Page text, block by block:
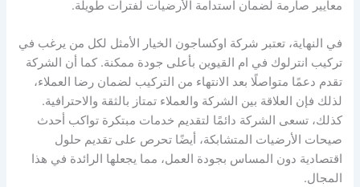
معايير صارمة لضمان استدامة الأرضيات لفترات طويلة.
في النهاية، تعتبر شركة اوكساجون الخيار الأمثل لكل من يرغب في
تركيب انترلوك في ام القيوين بأعلى جودة ممكنة. كما أن الشركة
تقدم دعمًا متواصلًا بعد الانتهاء من التركيب لضمان رضا العملاء،
لذلك فإن العلاقة بين الشركة والعملاء تمتاز بالثقة والاحترافية.
كذلك، تسعى الشركة دائمًا لتقديم خدمات مبتكرة تواكب أحدث
صيحات الأرضيات المتشابكة، أيضًا تحرص على تقديم حلول
اقتصادية دون المساس بجودة العمل، مما يجعلها الرائدة في هذا
المجال.